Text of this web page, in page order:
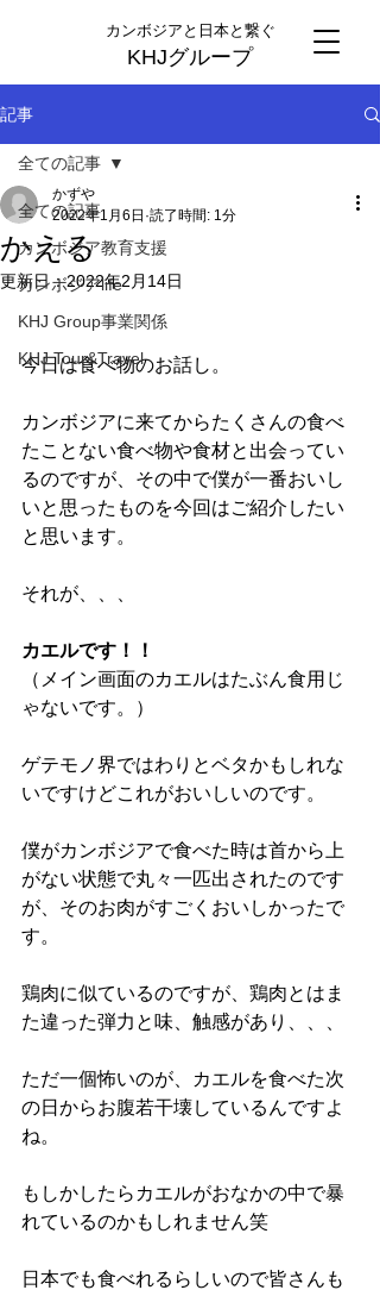
カンボジアと日本と繋ぐ
KHJグループ
記事
全ての記事
カンボジア教育支援
カンボジアlife
KHJ Group事業関係
KHJ Tour&Travel
全ての記事
かえる
かずや
2022年1月6日 読了時間: 1分
更新日：2022年2月14日
今日は食べ物のお話し。
カンボジアに来てからたくさんの食べ
たことない食べ物や食材と出会ってい
るのですが、その中で僕が一番おいし
いと思ったものを今回はご紹介したい
と思います。
それが、、、
カエルです！！
（メイン画面のカエルはたぶん食用じ
ゃないです。）
ゲテモノ界ではわりとベタかもしれな
いですけどこれがおいしいのです。
僕がカンボジアで食べた時は首から上
がない状態で丸々一匹出されたのです
が、そのお肉がすごくおいしかったで
す。
鶏肉に似ているのですが、鶏肉とはま
た違った弾力と味、触感があり、、、
ただ一個怖いのが、カエルを食べた次
の日からお腹若干壊しているんですよ
ね。
もしかしたらカエルがおなかの中で暴
れているのかもしれません笑
日本でも食べれるらしいので皆さんも